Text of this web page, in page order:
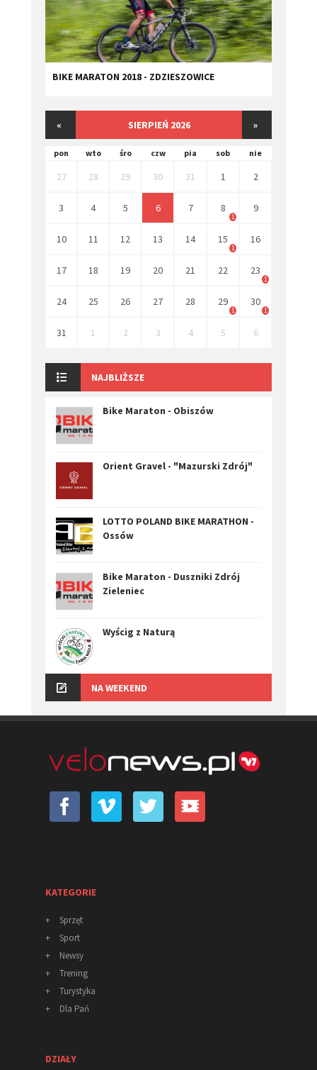
BIKE MARATON 2018 - ZDZIESZOWICE
« SIERPIEŃ 2026 »
pon wto śro czw pia sob nie
27 28 29 30 31 1 2
3 4 5 6 7 8
1
9
10 11 12 13 14 15
1
16
17 18 19 20 21 22 23
1
24 25 26 27 28 29
1
30
1
31 1 2 3 4 5 6
NAJBLIŻSZE
Bike Maraton - Obiszów
Orient Gravel - "Mazurski Zdrój"
LOTTO POLAND BIKE MARATHON -
Ossów
Bike Maraton - Duszniki Zdrój
Zieleniec
Wyścig z Naturą
NA WEEKEND
KATEGORIE
+
Sprzęt
+
Sport
+
Newsy
+
Trening
+
Turystyka
+
Dla Pań
DZIAŁY